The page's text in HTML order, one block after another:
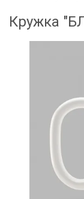
Кружка